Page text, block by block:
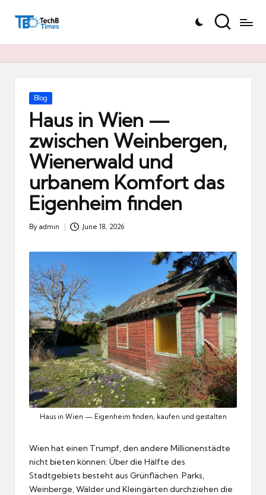
T
h
Posted
Blog
Haus in Wien —
zwischen Weinbergen,
Wienerwald und
urbanem Komfort das
Eigenheim finden
Posted
By admin June 18, 2026
Haus in Wien — Eigenheim finden, kaufen und gestalten
Wien hat einen Trumpf, den andere Millionenstädte
nicht bieten können: Über die Hälfte des
Stadtgebiets besteht aus Grünflächen. Parks,
Weinberge, Wälder und Kleingärten durchziehen die